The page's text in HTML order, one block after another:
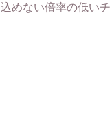
めない倍率の低